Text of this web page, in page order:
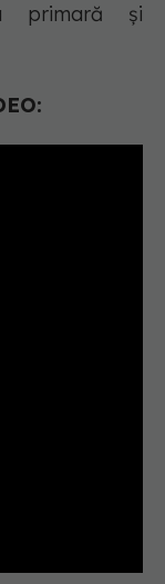
primară și